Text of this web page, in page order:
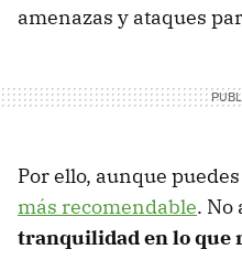
amenazas y ataques
Por ello, aunque
más recomendable. No
tranquilidad en lo que